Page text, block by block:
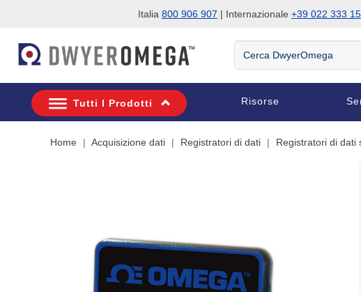
Italia 800 906 907 | Internazionale +39 022 333
Cerca
DwyerOmega
Tutti I Prodotti Risorse
Home Acquisizione dati Registratori di dati Registratori di dati